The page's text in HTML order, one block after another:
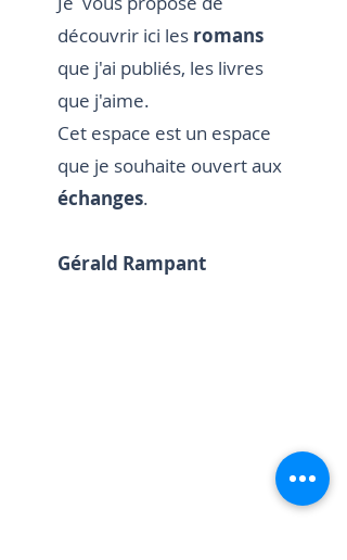
découvrir ici les romans
que j'ai publiés, les livres
que j'aime.
Cet espace est un espace
que je souhaite ouvert aux
échanges.
Gérald Rampant